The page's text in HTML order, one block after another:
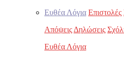
Ευθέα Λόγια Επιστολές
Απόψεις Δηλώσεις
Ευθέα Λόγια